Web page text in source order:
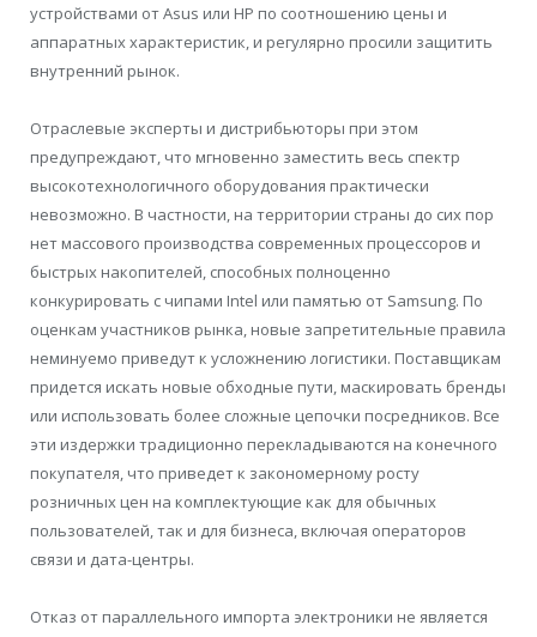
устройствами от Asus или HP по соотношению цены и
аппаратных характеристик, и регулярно просили защитить
внутренний рынок.
Отраслевые эксперты и дистрибьюторы при этом
предупреждают, что мгновенно заместить весь спектр
высокотехнологичного оборудования практически
невозможно. В частности, на территории страны до сих пор
нет массового производства современных процессоров и
быстрых накопителей, способных полноценно
конкурировать с чипами Intel или памятью от Samsung. По
оценкам участников рынка, новые запретительные правила
неминуемо приведут к усложнению логистики. Поставщикам
придется искать новые обходные пути, маскировать бренды
или использовать более сложные цепочки посредников. Все
эти издержки традиционно перекладываются на конечного
покупателя, что приведет к закономерному росту
розничных цен на комплектующие как для обычных
пользователей, так и для бизнеса, включая операторов
связи и дата-центры.
Отказ от параллельного импорта электроники не является